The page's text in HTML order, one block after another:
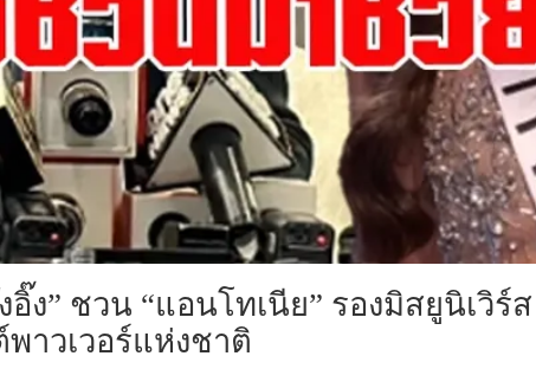
อิ๊ง” ชวน “แอนโทเนีย” รองมิสยูนิเวิร์
าวเวอร์แห่งชาติ